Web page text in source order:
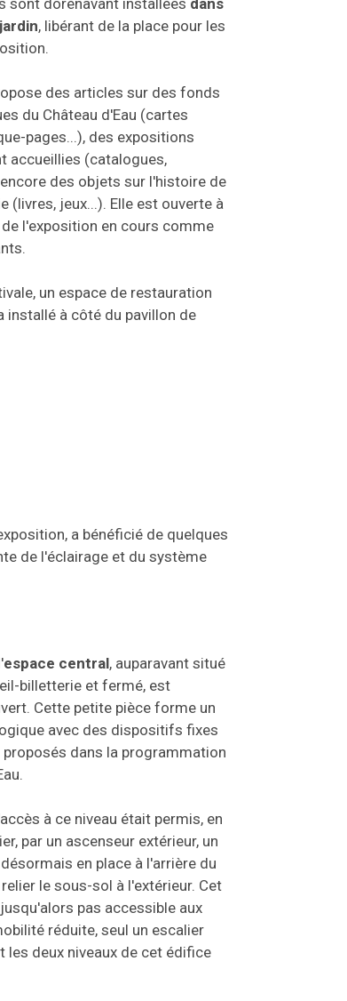
sont dorénavant installées dans
, libérant de la place pour les
des articles sur des fonds
du Château d'Eau (cartes
pages...), des expositions
accueillies (catalogues,
des objets sur l'histoire de
(livres, jeux...). Elle est ouverte à
l'exposition en cours comme
un espace de restauration
installé à côté du pavillon de
a bénéficié de quelques
de l'éclairage et du système
espace central, auparavant situé
billetterie et fermé, est
Cette petite pièce forme un
avec des dispositifs fixes
dans la programmation
à ce niveau était permis, en
par un ascenseur extérieur, un
en place à l'arrière du
le sous-sol à l'extérieur. Cet
pas accessible aux
réduite, seul un escalier
les deux niveaux de cet édifice